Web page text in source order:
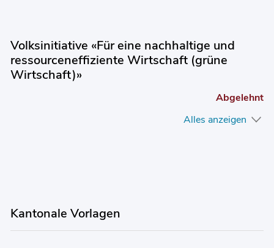
Volksinitiative «Für eine nachhaltige und
ressourceneffiziente Wirtschaft (grüne
Wirtschaft)»
Abgelehnt
Alles anzeigen
Kantonale Vorlagen